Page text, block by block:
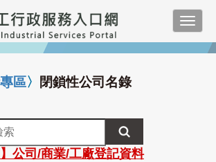
區〉 閉鎖性公司名錄
】公司/商業/工廠登記資料